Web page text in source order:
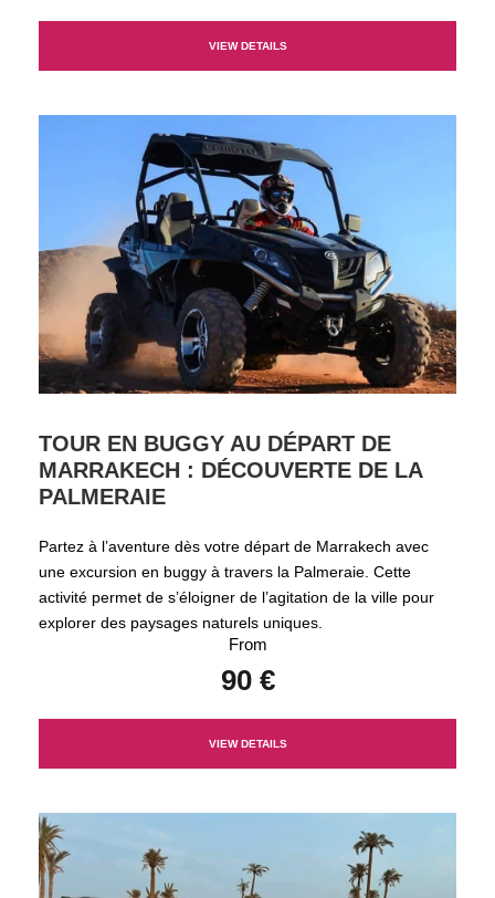
VIEW DETAILS
TOUR EN BUGGY AU DÉPART DE
MARRAKECH : DÉCOUVERTE DE LA
PALMERAIE
Partez à l’aventure dès votre départ de Marrakech avec
une excursion en buggy à travers la Palmeraie. Cette
activité permet de s’éloigner de l’agitation de la ville pour
explorer des paysages naturels uniques.
From
90 €
VIEW DETAILS